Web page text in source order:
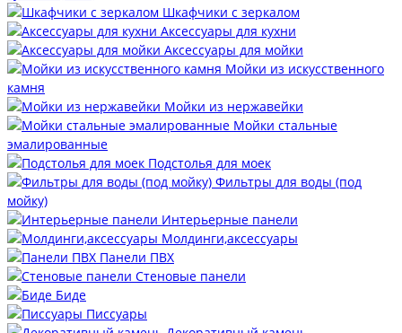
Шкафчики с зеркалом
Аксессуары для кухни
Аксессуары для мойки
Мойки из искусственного
камня
Мойки из нержавейки
Мойки стальные
эмалированные
Подстолья для моек
Фильтры для воды (под
мойку)
Интерьерные панели
Молдинги,аксессуары
Панели ПВХ
Стеновые панели
Биде
Писсуары